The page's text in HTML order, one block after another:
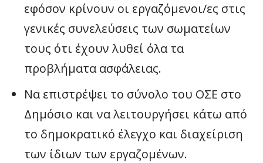
εφόσον κρίνουν οι εργαζόμενοι/ες στις
γενικές συνελεύσεις των σωματείων
τους ότι έχουν λυθεί όλα τα
προβλήματα ασφάλειας.
Να επιστρέψει το σύνολο του ΟΣΕ στο
Δημόσιο και να λειτουργήσει κάτω από
το δημοκρατικό έλεγχο και διαχείριση
των ίδιων των εργαζομένων.